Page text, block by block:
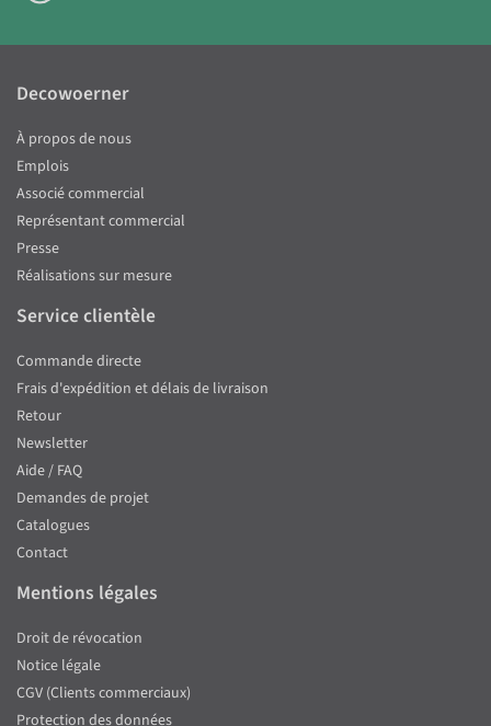
Decowoerner
À propos de nous
Emplois
Associé commercial
Représentant commercial
Presse
Réalisations sur mesure
Service clientèle
Commande directe
Frais d'expédition et délais de livraison
Retour
Newsletter
Aide / FAQ
Demandes de projet
Catalogues
Contact
Mentions légales
Droit de révocation
Notice légale
CGV (Clients commerciaux)
Protection des données